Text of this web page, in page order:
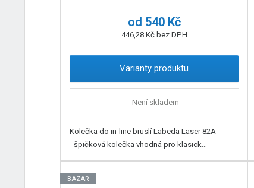
od 540 Kč
446,28 Kč bez DPH
Varianty produktu
Není skladem
Kolečka do in-line bruslí Labeda Laser 82A
- špičková kolečka vhodná pro klasick...
BAZAR